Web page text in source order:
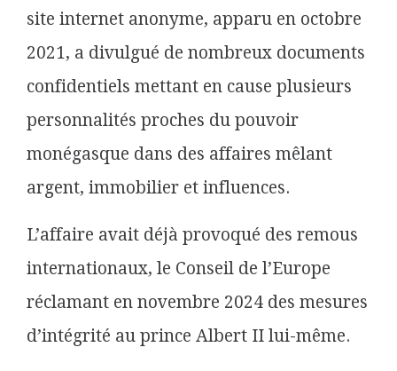
site internet anonyme, apparu en octobre
2021, a divulgué de nombreux documents
confidentiels mettant en cause plusieurs
personnalités proches du pouvoir
monégasque dans des affaires mêlant
argent, immobilier et influences.
L’affaire avait déjà provoqué des remous
internationaux, le Conseil de l’Europe
réclamant en novembre 2024 des mesures
d’intégrité au prince Albert II lui-même.